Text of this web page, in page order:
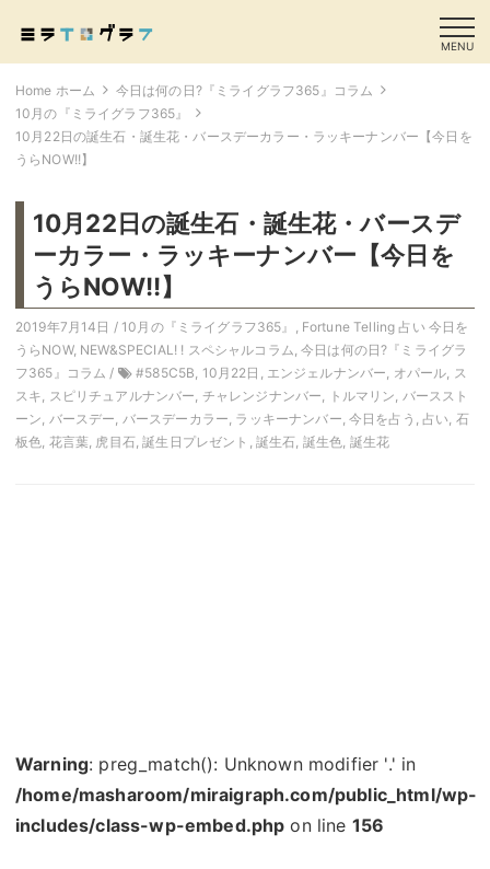
MENU
Home ホーム
今日は何の日?『ミライグラフ365』コラム
10月の『ミライグラフ365』
10月22日の誕生石・誕生花・バースデーカラー・ラッキーナンバー【今日を
うらNOW!!】
10月22日の誕生石・誕生花・バースデ
ーカラー・ラッキーナンバー【今日を
うらNOW!!】
2019年7月14日 / 10月の『ミライグラフ365』 , Fortune Telling 占い 今日を
うらNOW, NEW&SPECIAL! ! スペシャルコラム,今日は何の日?『ミライグラ
フ365』コラム / #585C5B, 10月22日 , エンジェルナンバー, オパール, ス
スキ, スピリチュアルナンバー, チャレンジナンバー, トルマリン, バーススト
ーン, バースデー, バースデーカラー, ラッキーナンバー,今日を占う ,占い, 石
板色, 花言葉, 虎目石,誕生日プレゼント , 誕生石, 誕生色, 誕生花
Warning: preg_match(): Unknown modifier '.' in
/home/masharoom/miraigraph.com/public_html/wp-
includes/class-wp-embed.php on line 156